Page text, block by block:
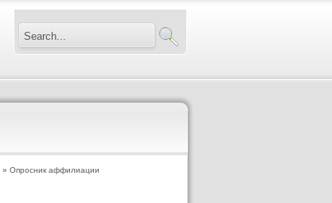
» Опросник аффилиации